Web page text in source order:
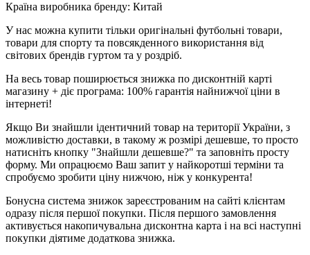
Країна виробника бренду: Китай
У нас можна купити тільки оригінальні футбольні товари,
товари для спорту та повсякденного використання від
світових брендів гуртом та у роздріб.
На весь товар поширюється знижка по дисконтній карті
магазину + діє програма: 100% гарантія найнижчої ціни в
інтернеті!
Якщо Ви знайшли ідентичний товар на території України, з
можливістю доставки, в такому ж розмірі дешевше, то просто
натисніть кнопку "Знайшли дешевше?" та заповніть просту
форму. Ми опрацюємо Ваш запит у найкоротші терміни та
спробуємо зробити ціну нижчою, ніж у конкурента!
Бонусна система знижок зареєстрованим на сайті клієнтам
одразу після першої покупки. Після першого замовлення
активується накопичувальна дисконтна карта і на всі наступні
покупки діятиме додаткова знижка.